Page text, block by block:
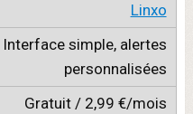
Linxo
Interface simple, alertes
personnalisées
Gratuit / 2,99 €/mois